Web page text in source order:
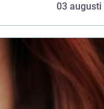
03 augusti